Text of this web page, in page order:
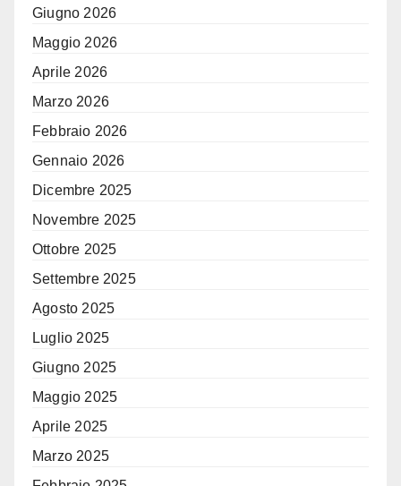
Giugno 2026
Maggio 2026
Aprile 2026
Marzo 2026
Febbraio 2026
Gennaio 2026
Dicembre 2025
Novembre 2025
Ottobre 2025
Settembre 2025
Agosto 2025
Luglio 2025
Giugno 2025
Maggio 2025
Aprile 2025
Marzo 2025